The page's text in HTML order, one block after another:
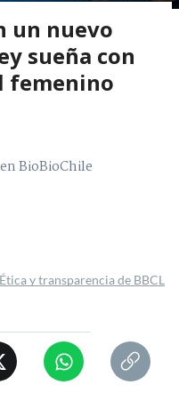
un nuevo
sueña con
femenino
BioBioChile
Ética y transparencia de BBCL